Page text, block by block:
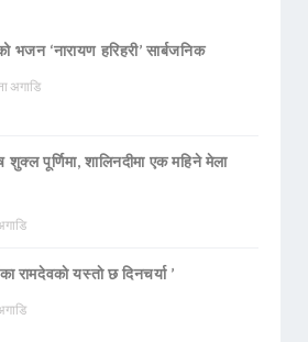
भजन ‘नारायण हरिहरी’ सार्बजनिक
अगाडि
पूर्णिमा, शालिनदीमा एक महिने मेला
रामदेवकाे यस्ताे छ दिनचर्या ’